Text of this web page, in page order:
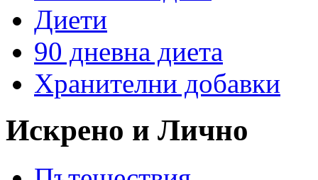
Диети
90 дневна диета
Хранителни добавки
Искрено и Лично